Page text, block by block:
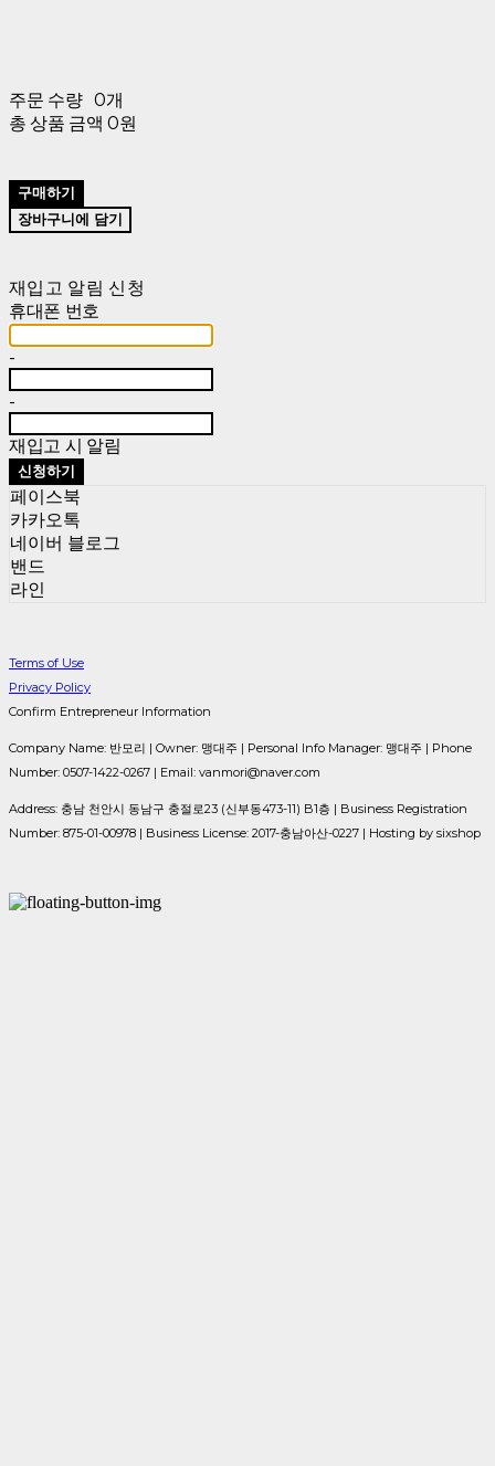
주문 수량 0개
총 상품 금액 0원
구매하기
장바구니에 담기
재입고 알림 신청
휴대폰 번호
-
-
재입고 시 알림
신청하기
페이스북
카카오톡
네이버 블로그
밴드
라인
Terms of Use
Privacy Policy
Confirm Entrepreneur Information
Company Name: 반모리 | Owner: 맹대주 | Personal Info Manager: 맹대주 | Phone
Number: 0507-1422-0267 | Email: vanmori@naver.com
Address: 충남 천안시 동남구 충절로23 (신부동473-11) B1층 | Business Registration
Number: 875-01-00978 | Business License: 2017-충남아산-0227 | Hosting by sixshop